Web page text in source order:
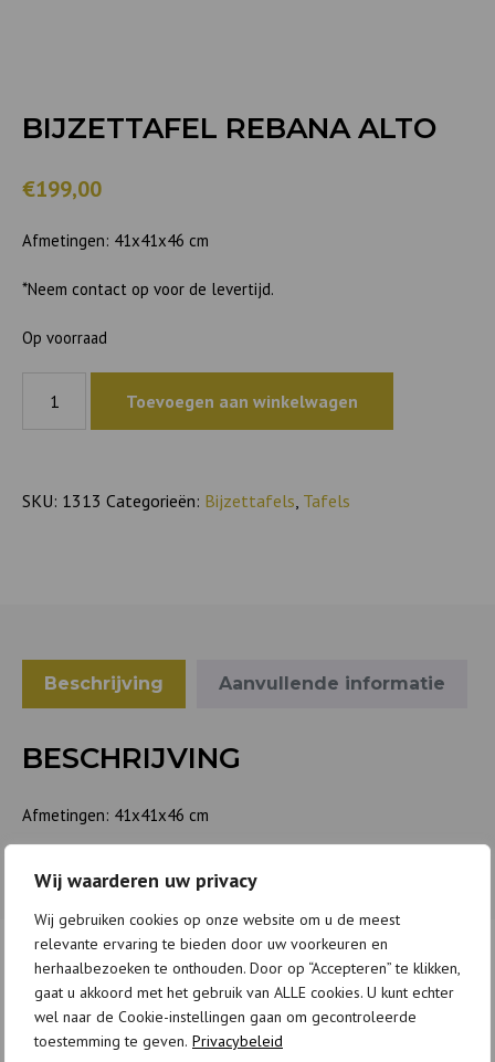
Wij waarderen uw privacy
Wij gebruiken cookies op onze website om u de meest
relevante ervaring te bieden door uw voorkeuren en
herhaalbezoeken te onthouden. Door op “Accepteren” te klikken,
gaat u akkoord met het gebruik van ALLE cookies. U kunt echter
wel naar de Cookie-instellingen gaan om gecontroleerde
toestemming te geven. Privacybeleid
BIJZETTAFEL REBANA ALTO
€199,00
Afmetingen: 41x41x46 cm
*Neem contact op voor de levertijd.
Op voorraad
Rebana
Toevoegen aan winkelwagen
SKU: 1313 Categorieën: Bijzettafels, Tafels
Beschrijving Aanvullende informatie
BESCHRIJVING
Afmetingen: 41x41x46 cm
GERELATEERDE PRODUCTEN